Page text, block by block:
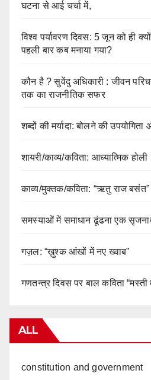
घटना से आई चर्चा में,
विश्व पर्यावरण दिवस: 5 जून को ही
पहली बार कब मनाया गया?
कौन है ? सुवेंदु अधिकारी : जीवन
तक का राजनीतिक सफर
शब्दों की मर्यादा: बोलने की
शायरी/काव्य/कविता: आध्यात्मिक होली
काव्य/मुक्तक/कविता: “ऋतु राज बसंत”
समस्याओं में समाधान ढूंढना एक
गज़ल: “ख़ुश्क आंखों में नए ख्वाब”
गणतन्त्र दिवस पर बाल कविता “मस्ती
ALL
constitution and government